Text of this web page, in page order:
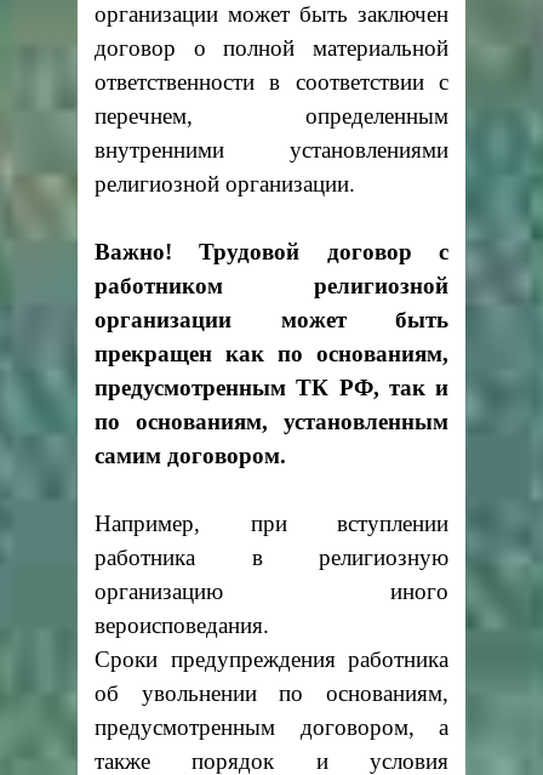
организации может быть заключен
договор о полной материальной
ответственности в соответствии с
перечнем, определенным
внутренними установлениями
религиозной организации.
Важно! Трудовой договор с
работником религиозной
организации может быть
прекращен как по основаниям,
предусмотренным ТК РФ, так и
по основаниям, установленным
самим договором.
Например, при вступлении
работника в религиозную
организацию иного
вероисповедания.
Сроки предупреждения работника
об увольнении по основаниям,
предусмотренным договором, а
также порядок и условия